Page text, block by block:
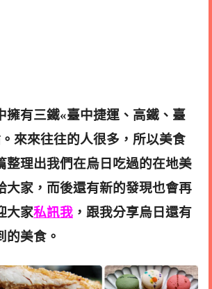
擁有三鐵«臺中捷運、高鐵、臺
來來往往的人很多，所以美食
整理出我們在烏日吃過的在地美
大家，而後還有新的發現也會再
大家私訊我 ，跟我分享烏日還有
的美食。